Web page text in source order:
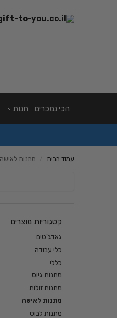
הכי נמכרים חנות
עמוד הבית מתנות לאישה
קטגוריות מוצרים
גאדג'טים
כלי עבודה
כללי
מתנות גיוס
מתנות זולות
מתנות לאישה
מתנות לבוס